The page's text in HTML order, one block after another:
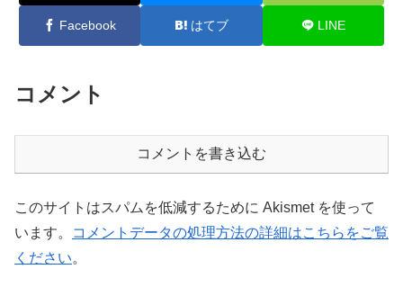
Facebook はてブ LINE
コメント
コメントを書き込む
このサイトはスパムを低減するために Akismet を使って
います。
コメントデータの処理方法の詳細はこちらをご覧
ください。